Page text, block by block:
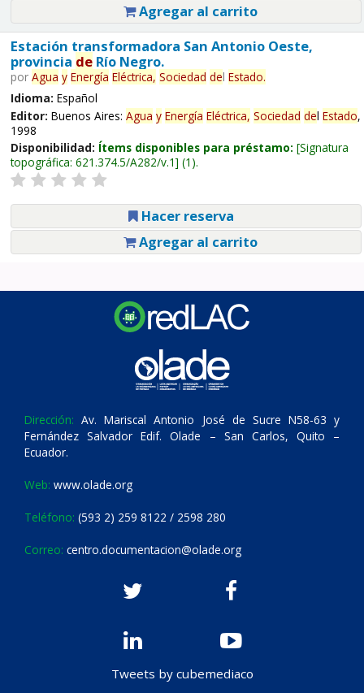
Agregar al carrito
Estación transformadora San Antonio Oeste,
provincia deRío Negro.
por Agua y Energía Eléctrica, Sociedad del Estado.
Idioma: Español
Editor: Buenos Aires: Agua y Energía Eléctrica, Sociedad del Estado,
1998
Disponibilidad: Ítems disponibles para préstamo: Signatura
topográfica: 621.374.5/A282/v.1 (1).
Hacer reserva
Agregar al carrito
Dirección: Av. Mariscal Antonio José de Sucre N58-63 y
Fernández Salvador Edif. Olade – San Carlos, Quito –
Ecuador.
Web: www.olade.org
Teléfono: (593 2) 259 8122 / 2598 280
Correo: centro.documentacion@olade.org
Tweets by cubemediaco